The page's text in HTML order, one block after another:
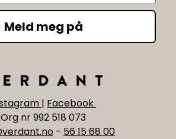
Meld meg på
| Facebook
Org nr 992 518 073
- 56 15 68 00